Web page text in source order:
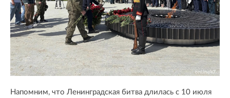
Напомним, что Ленинградская битва длилась с 10 июля